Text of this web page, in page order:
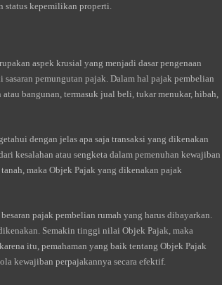
status kepemilikan properti.
aspek krusial yang menjadi dasar pengenaan
pemungutan pajak. Dalam hal pajak pembelian
bangunan, termasuk jual beli, tukar menukar, hibah,
dengan jelas apa saja transaksi yang dikenakan
kesalahan atau sengketa dalam pemenuhan kewajiban
maka Objek Pajak yang dikenakan pajak
pajak pembelian rumah yang harus dibayarkan.
Semakin tinggi nilai Objek Pajak, maka
itu, pemahaman yang baik tentang Objek Pajak
kewajiban perpajakannya secara efektif.